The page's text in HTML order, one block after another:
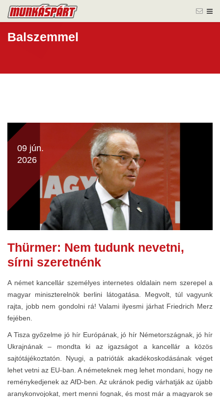
Balszemmel
09 jún.
2026
Thürmer: Nem tudunk nevetni,
sírni szeretnénk
A német kancellár személyes internetes oldalain nem szerepel a
magyar miniszterelnök berlini látogatása. Megvolt, túl vagyunk
rajta, jobb nem gondolni rá! Valami ilyesmi járhat Friedrich Merz
fejében.
A Tisza győzelme jó hír Európának, jó hír Németországnak, jó hír
Ukrajnának – mondta ki az igazságot a kancellár a közös
sajtótájékoztatón. Nyugi, a patrióták akadékoskodásának véget
lehet vetni az EU-ban. A németeknek meg lehet mondani, hogy ne
reménykedjenek az AfD-ben. Az ukránok pedig várhatják az újabb
aranykonvojokat, mert menni fognak, és most már a magyarok se